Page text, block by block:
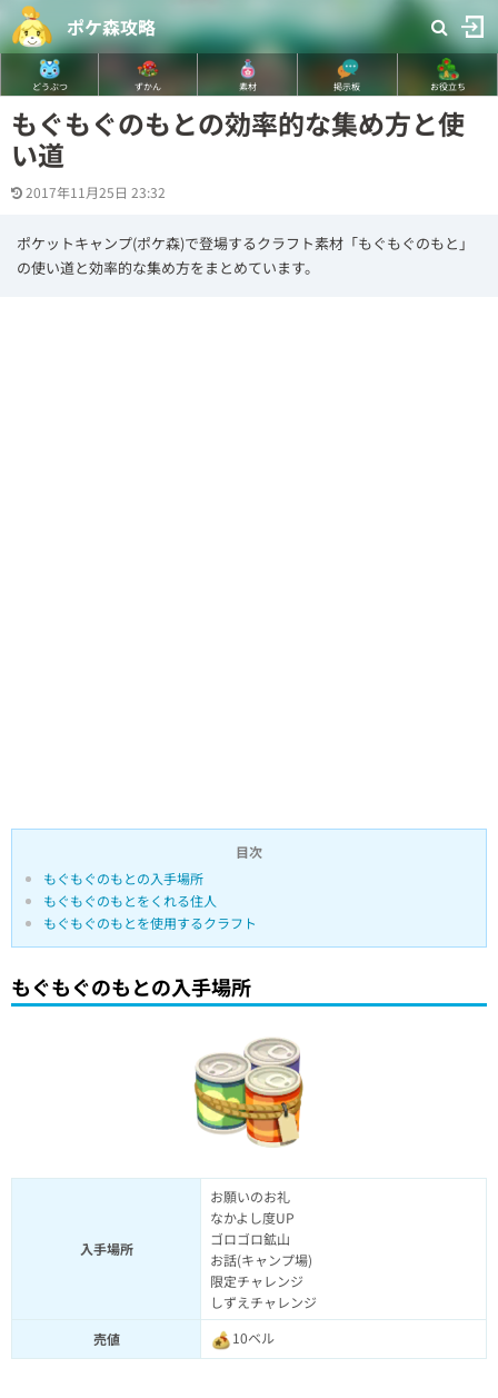
ポケ森攻略
どうぶつ ずかん 素材 掲示板 お役立ち
もぐもぐのもとの効率的な集め方と使
い道
2017年11月25日 23:32
ポケットキャンプ(ポケ森)で登場するクラフト素材「もぐもぐのもと」
の使い道と効率的な集め方をまとめています。
目次
もぐもぐのもとの入手場所
もぐもぐのもとをくれる住人
もぐもぐのもとを使用するクラフト
もぐもぐのもとの入手場所
入手場所
お願いのお礼
なかよし度UP
ゴロゴロ鉱山
お話(キャンプ場)
限定チャレンジ
しずえチャレンジ
売値
10ベル